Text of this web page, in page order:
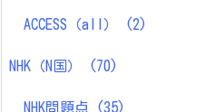
ACCESS（all） (2)
NHK（N国） (70)
NHK問題点 (35)